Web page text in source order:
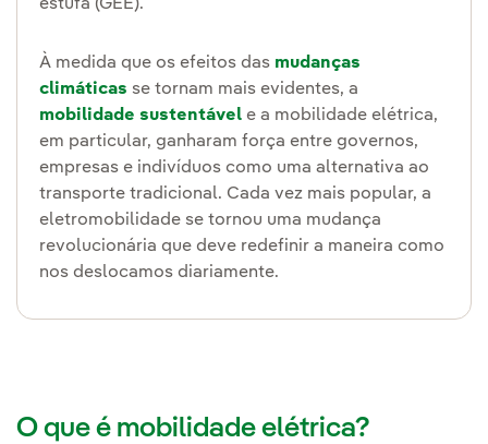
estufa (GEE).
À medida que os efeitos das mudanças
climáticas se tornam mais evidentes, a
mobilidade sustentável e a mobilidade elétrica,
em particular, ganharam força entre governos,
empresas e indivíduos como uma alternativa ao
transporte tradicional. Cada vez mais popular, a
eletromobilidade se tornou uma mudança
revolucionária que deve redefinir a maneira como
nos deslocamos diariamente.
O que é mobilidade elétrica?